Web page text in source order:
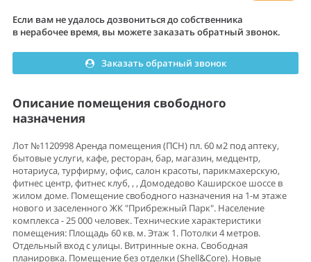
Если вам не удалось дозвониться до собственника
в нерабочее время, вы можете заказать обратный звонок.
Заказать обратный звонок
Описание помещения свободного
назначения
Лот №1120998 Аренда помещения (ПСН) пл. 60 м2 под аптеку,
бытовые услуги, кафе, ресторан, бар, магазин, медцентр,
нотариуса, турфирму, офис, салон красоты, парикмахерскую,
фитнес центр, фитнес клуб, , , Домодедово Каширское шоссе в
жилом доме. Помещение свободного назначения на 1-м этаже
нового и заселенного ЖК "Прибрежный Парк". Население
комплекса - 25 000 человек. Технические характеристики
помещения: Площадь 60 кв. м. Этаж 1. Потолки 4 метров.
Отдельный вход с улицы. Витринные окна. Свободная
планировка. Помещение без отделки (Shell&Core). Новые